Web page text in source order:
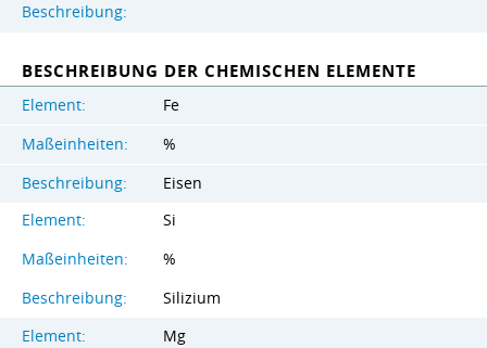
Beschreibung:
BESCHREIBUNG DER CHEMISCHEN ELEMENTE
Element:
Fe
Maßeinheiten:
%
Beschreibung:
Eisen
Element:
Si
Maßeinheiten:
%
Beschreibung:
Silizium
Element:
Mg